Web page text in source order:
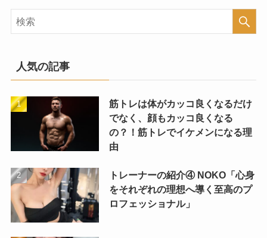
人気の記事
筋トレは体がカッコ良くなるだけ
でなく、顔もカッコ良くなる
の？！筋トレでイケメンになる理
由
トレーナーの紹介④ NOKO「心身
をそれぞれの理想へ導く至高のプ
ロフェッショナル」